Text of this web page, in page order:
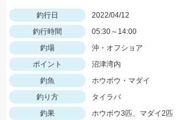
釣行日
2022/04/12
釣行時間
05:30～14:00
釣場
沖・オフショア
ポイント
沼津湾内
釣魚
ホウボウ・マダイ
釣り方
タイラバ
釣果
ホウボウ3匹、マダイ2匹